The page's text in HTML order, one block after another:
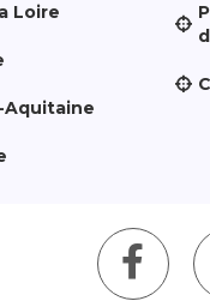
Loire
Aquitaine